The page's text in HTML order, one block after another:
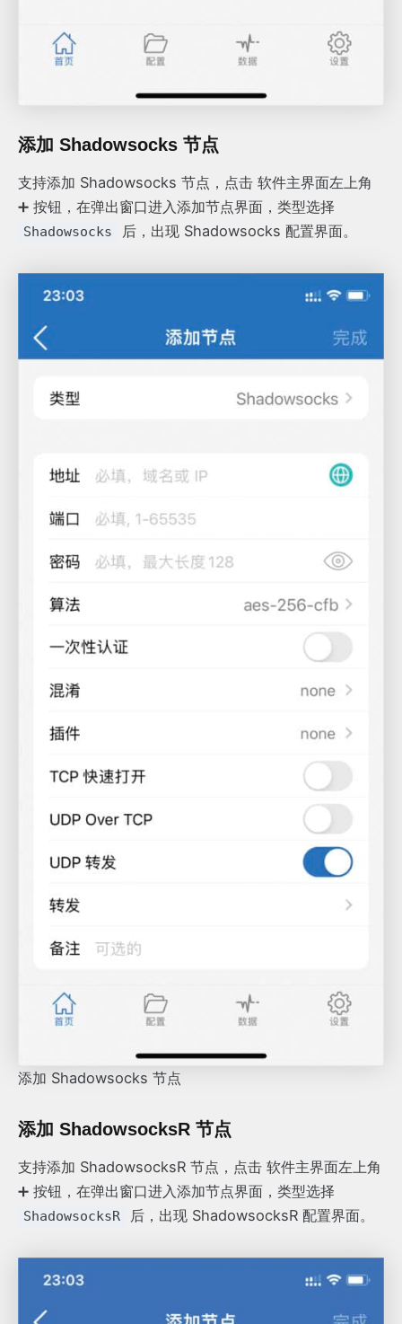
添加 Shadowsocks 节点
支持添加 Shadowsocks 节点，点击 软件主界面左上角
➕ 按钮，在弹出窗口进入添加节点界面，类型选择
Shadowsocks 后，出现 Shadowsocks 配置界面。
添加 Shadowsocks 节点
添加 ShadowsocksR 节点
支持添加 ShadowsocksR 节点，点击 软件主界面左上角
➕ 按钮，在弹出窗口进入添加节点界面，类型选择
ShadowsocksR 后，出现 ShadowsocksR 配置界面。